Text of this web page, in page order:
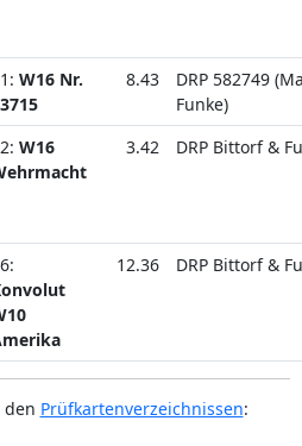
W16 Nr.
8.43
DRP 582749
Funke)
W16
3.42 DRP Bittorf &
12.36 DRP Bittorf &
den Prüfkartenverzeichnissen: